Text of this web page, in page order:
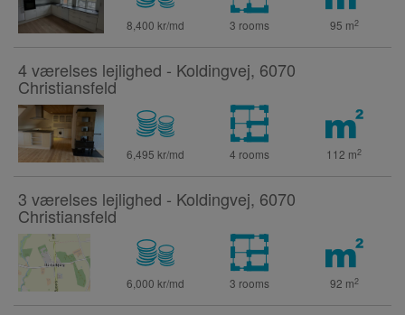
8,400 kr/md 3 rooms 95 m2
4 værelses lejlighed - Koldingvej, 6070
Christiansfeld
6,495 kr/md 4 rooms 112 m2
3 værelses lejlighed - Koldingvej, 6070
Christiansfeld
6,000 kr/md 3 rooms 92 m2